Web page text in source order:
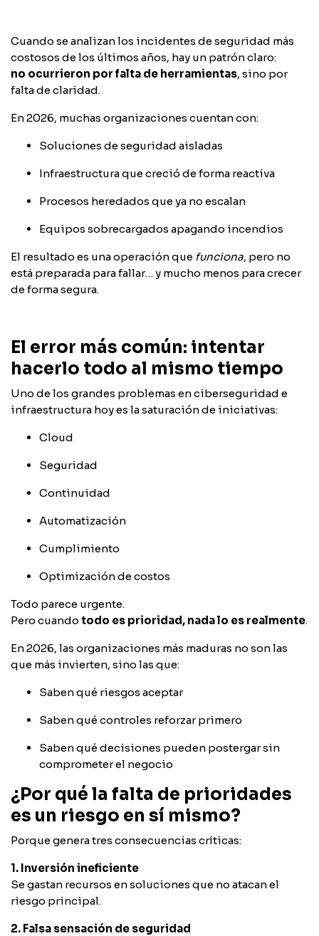
Cuando se analizan los incidentes de seguridad más
costosos de los últimos años, hay un patrón claro:
no ocurrieron por falta de herramientas, sino por
falta de claridad.
En 2026, muchas organizaciones cuentan con:
Soluciones de seguridad aisladas
Infraestructura que creció de forma reactiva
Procesos heredados que ya no escalan
Equipos sobrecargados apagando incendios
El resultado es una operación que funciona, pero no
está preparada para fallar… y mucho menos para crecer
de forma segura.
El error más común: intentar
hacerlo todo al mismo tiempo
Uno de los grandes problemas en ciberseguridad e
infraestructura hoy es la saturación de iniciativas:
Cloud
Seguridad
Continuidad
Automatización
Cumplimiento
Optimización de costos
Todo parece urgente.
Pero cuando todo es prioridad, nada lo es realmente.
En 2026, las organizaciones más maduras no son las
que más invierten, sino las que:
Saben qué riesgos aceptar
Saben qué controles reforzar primero
Saben qué decisiones pueden postergar sin
comprometer el negocio
¿Por qué la falta de prioridades
es un riesgo en sí mismo?
Porque genera tres consecuencias críticas:
1. Inversión ineficiente
Se gastan recursos en soluciones que no atacan el
riesgo principal.
2. Falsa sensación de seguridad